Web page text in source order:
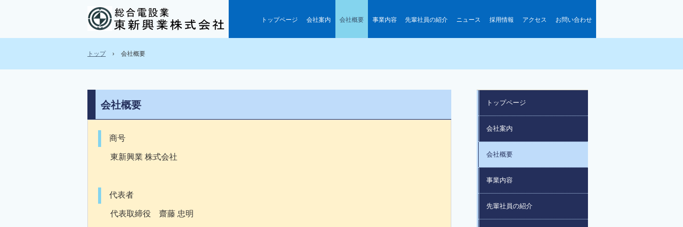
トップページ 会社案内 会社概要 事業内容 先輩社員の紹介 ニュース 採用情報 アクセス お問い合わせ
トップ › 会社概要
会社概要
商号
東新興業 株式会社
代表者
代表取締役 齋藤 忠明
トップページ
会社案内
会社概要
事業内容
先輩社員の紹介